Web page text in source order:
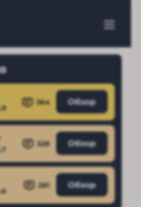
364 Обзор
328 Обзор
281 Обзор